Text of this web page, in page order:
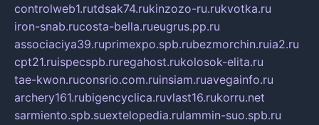
controlweb1.rutdsak74.rukinzozo-ru.rukvotka.ru
iron-snab.rucosta-bella.rueugrus.pp.ru
associaciya39.ruprimexpo.spb.rubezmorchin.ruia2.ru
cpt21.ruispecspb.ruregahost.rukolosok-elita.ru
tae-kwon.ruconsrio.com.ruinsiam.ruavegainfo.ru
archery161.rubigencyclica.ruvlast16.rukorru.net
sarmiento.spb.suextelopedia.rulammin-suo.spb.ru